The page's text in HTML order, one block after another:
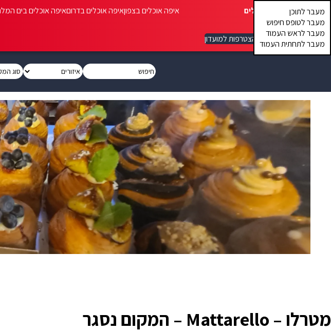
מעבר לתוכן
מעבר לטופס חיפוש
מעבר לראש העמוד
מעבר לתחתית העמוד
איפה אוכלים איפה אוכלים בצפוןאיפה אוכלים בדרוםאיפה אוכלים בים
הצטרפות למועדון
מטרלו – Mattarello – המקום נסגר